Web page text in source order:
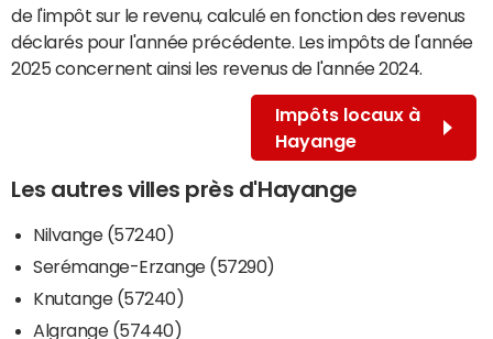
de l'impôt sur le revenu, calculé en fonction des revenus
déclarés pour l'année précédente. Les impôts de l'année
2025 concernent ainsi les revenus de l'année 2024.
Impôts locaux à
Hayange
Les autres villes près d'Hayange
Nilvange (57240)
Serémange-Erzange (57290)
Knutange (57240)
Algrange (57440)